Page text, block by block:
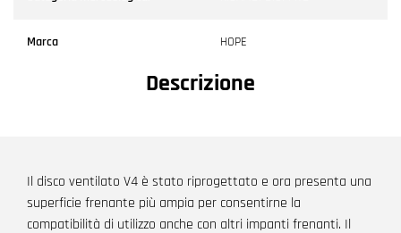
Marca HOPE
Descrizione
Il disco ventilato V4 è stato riprogettato e ora presenta una
superficie frenante più ampia per consentirne la
compatibilità di utilizzo anche con altri impanti frenanti. Il